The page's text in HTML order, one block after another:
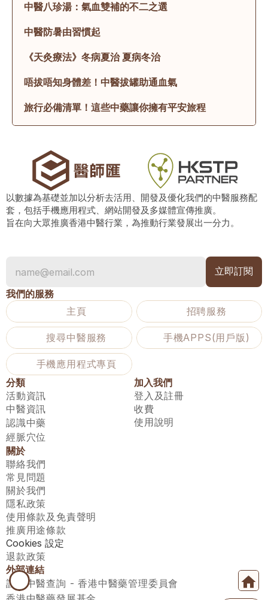
中醫八珍湯：氣血雙補的不二之選
中醫防暑由習慣起
《天灸療法》冬病夏治 夏病冬治
唔拔唔知身體差！中醫拔罐助通血氣
旅行必備清單！這些中藥讓你擁有平安旅程
以數據為基礎並加以分析去活用、開發及優化我們的中醫服務配
套，包括手機應用程式、網站開發及多媒體宣傳推廣。
旨在向大眾推廣香港中醫行業，為推動行業發展出一分力。
我們的服務
主頁
招聘服務
搜尋中醫服務 手機APPS(用戶版)
手機應用程式專頁
分類
活動資訊
中醫資訊
認識中藥
經脈穴位
加入我們
登入及註冊
收費
使用說明
關於
聯絡我們
常見問題
關於我們
隱私政策
使用條款及免責聲明
推廣用途條款
Cookies 設定
退款政策
外部連結
註冊中醫查詢 - 香港中醫藥管理委員會